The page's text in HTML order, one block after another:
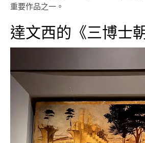
重要作品之一。
達文西的《三博士